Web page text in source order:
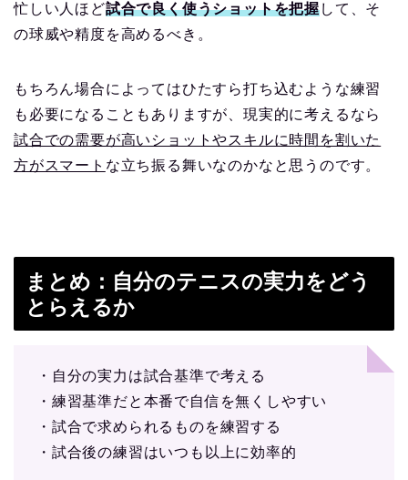
忙しい人ほど試合で良く使うショットを把握して、そ
の球威や精度を高めるべき。
もちろん場合によってはひたすら打ち込むような練習
も必要になることもありますが、現実的に考えるなら
試合での需要が高いショットやスキルに時間を割いた
方がスマート な立ち振る舞いなのかなと思うのです。
まとめ：自分のテニスの実力をどう
とらえるか
・自分の実力は試合基準で考える
・練習基準だと本番で自信を無くしやすい
・試合で求められるものを練習する
・試合後の練習はいつも以上に効率的